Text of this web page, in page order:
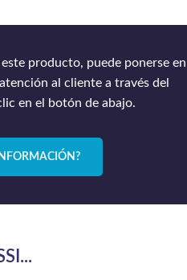
producto, puede ponerse en
al cliente a través del
en el botón de abajo.